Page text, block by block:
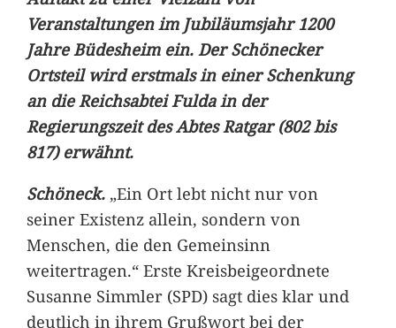
Veranstaltungen im Jubiläumsjahr 1200
Jahre Büdesheim ein. Der Schönecker
Ortsteil wird erstmals in einer Schenkung
an die Reichsabtei Fulda in der
Regierungszeit des Abtes Ratgar (802 bis
817) erwähnt.
Schöneck.„Ein Ort lebt nicht nur von
seiner Existenz allein, sondern von
Menschen, die den Gemeinsinn
weitertragen.“ Erste Kreisbeigeordnete
Susanne Simmler (SPD) sagt dies klar und
deutlich in ihrem Grußwort bei der